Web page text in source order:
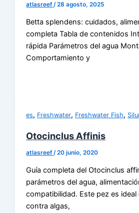
atlasreef /28 agosto, 2025
Betta splendens: cuidados,
completa Tabla de contenidos
rápida Parámetros del agua
Comportamiento y
es, Freshwater, Freshwater Fish,
Otocinclus Affinis
atlasreef/20 junio, 2020
Guía completa del Otocinclus
parámetros del agua,
compatibilidad. Este pez es
contra algas,